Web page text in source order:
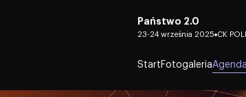
Państwo 2.0
23-24 września 2025 CK
Start FotogaleriaAgenda